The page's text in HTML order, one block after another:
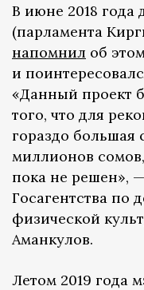
В июне 2018 года
(парламента
напомнил об
и
«Данный проект
того, что для
гораздо большая
миллионов
пока не решен»,
Госагентства по
физической
Аманкулов.
Летом 2019 года